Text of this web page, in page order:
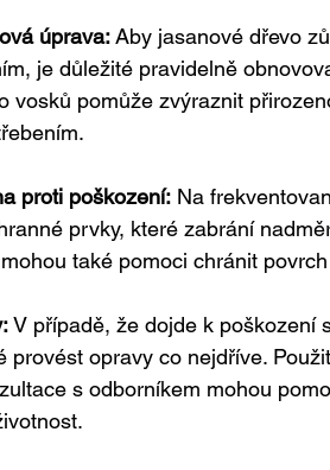
úprava: Aby jasanové dřevo
je důležité pravidelně
vosků pomůže zvýraznit
proti poškození: Na
prvky, které zabrání
také pomoci chránit
V případě, že dojde k poškození
provést opravy co nejdříve.
s odborníkem mohou